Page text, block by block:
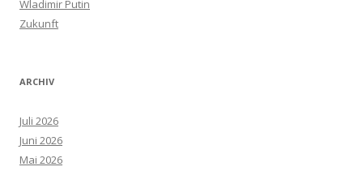
Wladimir Putin
Zukunft
ARCHIV
Juli 2026
Juni 2026
Mai 2026